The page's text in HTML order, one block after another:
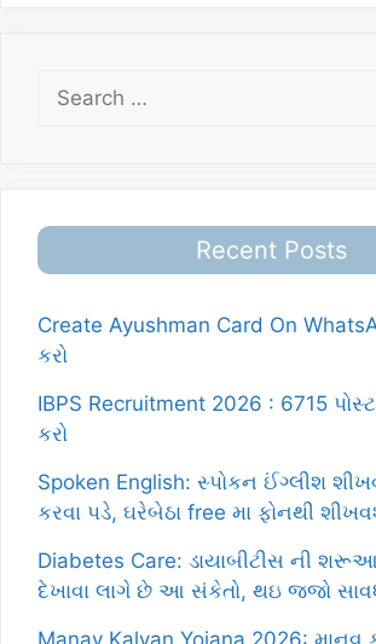
Search
for:
Recent Posts
Create Ayushman Card On
કરો
IBPS Recruitment 2026 : 6715
કરો
Spoken English: સ્પોકન ઈંગ્લીશ
કરવા પડે, ઘરેબેઠા free મા ફોનથી
Diabetes Care: ડાયાબીટીસ ની
દેખાવા લાગે છે આ સંકેતો, થઇ જજો